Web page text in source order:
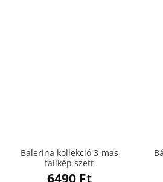
Balerina kollekció 3-mas
falikép szett
6490 Ft